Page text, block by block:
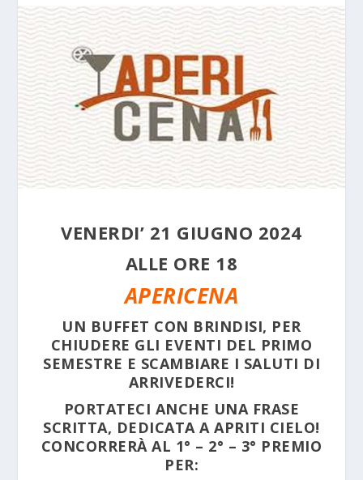
VENERDI’ 21 GIUGNO 2024
ALLE ORE 18
APERICENA
UN BUFFET CON BRINDISI, PER
CHIUDERE GLI EVENTI DEL PRIMO
SEMESTRE E SCAMBIARE I SALUTI DI
ARRIVEDERCI!
PORTATECI ANCHE UNA FRASE
SCRITTA, DEDICATA A APRITI CIELO!
CONCORRERÀ AL 1° – 2° – 3° PREMIO
PER: